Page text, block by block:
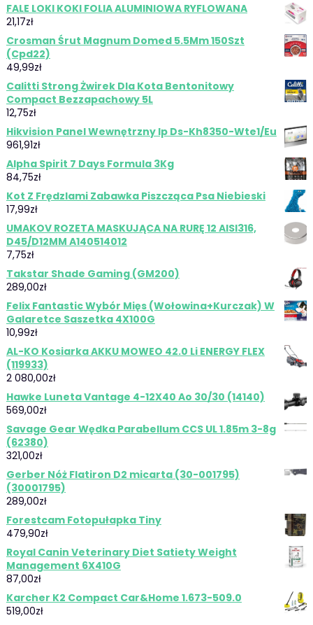
FALE LOKI KOKI FOLIA ALUMINIOWA RYFLOWANA
21,17zł
Crosman Śrut Magnum Domed 5.5Mm 150Szt
(Cpd22)
49,99zł
Calitti Strong Żwirek Dla Kota Bentonitowy
Compact Bezzapachowy 5L
12,75zł
Hikvision Panel Wewnętrzny Ip Ds-Kh8350-Wte1/Eu
961,91zł
Alpha Spirit 7 Days Formula 3Kg
84,75zł
Kot Z Frędzlami Zabawka Piszcząca Psa Niebieski
17,99zł
UMAKOV ROZETA MASKUJĄCA NA RURĘ 12 AISI316,
D45/D12MM A140514012
7,75zł
Takstar Shade Gaming (GM200)
289,00zł
Felix Fantastic Wybór Mięs (Wołowina+Kurczak) W
Galaretce Saszetka 4X100G
10,99zł
AL-KO Kosiarka AKKU MOWEO 42.0 Li ENERGY FLEX
(119933)
2 080,00zł
Hawke Luneta Vantage 4-12X40 Ao 30/30 (14140)
569,00zł
Savage Gear Wędka Parabellum CCS UL 1.85m 3-8g
(62380)
321,00zł
Gerber Nóż Flatiron D2 micarta (30-001795)
(30001795)
289,00zł
Forestcam Fotopułapka Tiny
479,90zł
Royal Canin Veterinary Diet Satiety Weight
Management 6X410G
87,00zł
Karcher K2 Compact Car&Home 1.673-509.0
519,00zł